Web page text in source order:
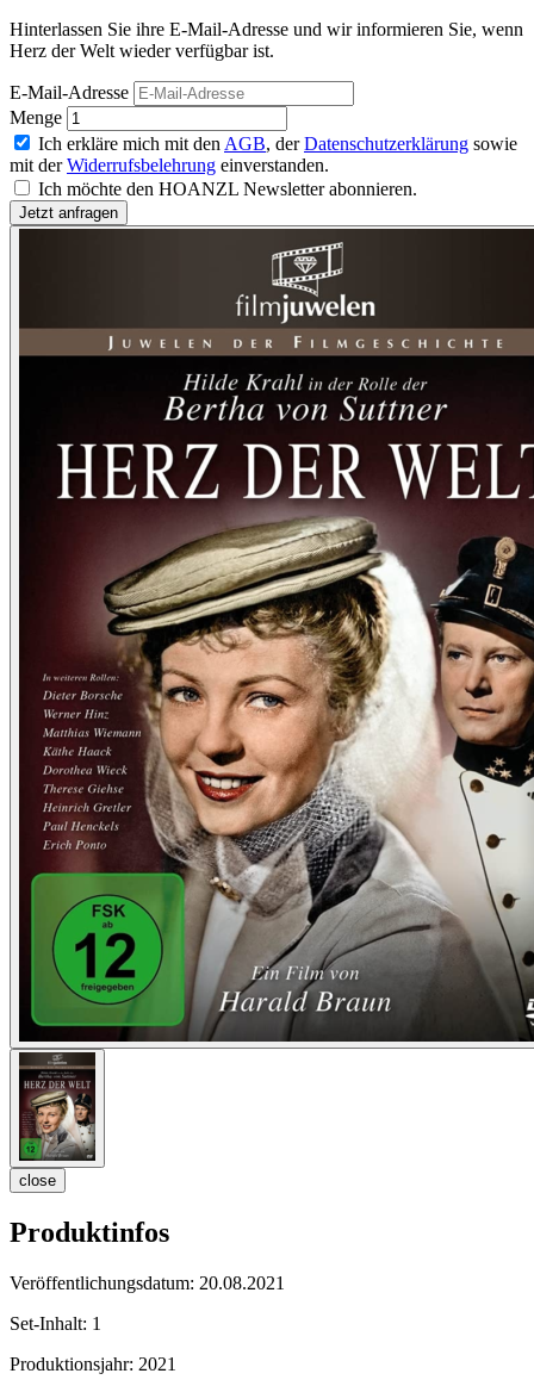
Hinterlassen Sie ihre E-Mail-Adresse und wir informieren Sie, wenn
Herz der Welt wieder verfügbar ist.
E-Mail-Adresse
Menge
Ich erkläre mich mit den AGB, derDatenschutzerklärung sowie
mit derWiderrufsbelehrung einverstanden.
Ich möchte den HOANZL Newsletter abonnieren.
close
Produktinfos
Veröffentlichungsdatum: 20.08.2021
Set-Inhalt: 1
Produktionsjahr: 2021